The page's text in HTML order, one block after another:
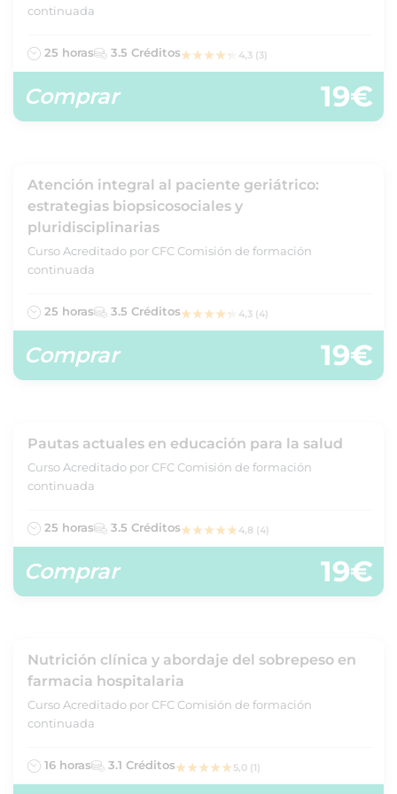
continuada
25 horas 3.5 Créditos 4,3 (3)
19€
Comprar
Atención integral al paciente geriátrico:
estrategias biopsicosociales y
pluridisciplinarias
Curso Acreditado por CFC Comisión de formación
continuada
25 horas 3.5 Créditos 4,3 (4)
19€
Comprar
Pautas actuales en educación para la salud
Curso Acreditado por CFC Comisión de formación
continuada
25 horas 3.5 Créditos 4,8 (4)
19€
Comprar
Nutrición clínica y abordaje del sobrepeso en
farmacia hospitalaria
Curso Acreditado por CFC Comisión de formación
continuada
16 horas 3.1 Créditos 5,0 (1)